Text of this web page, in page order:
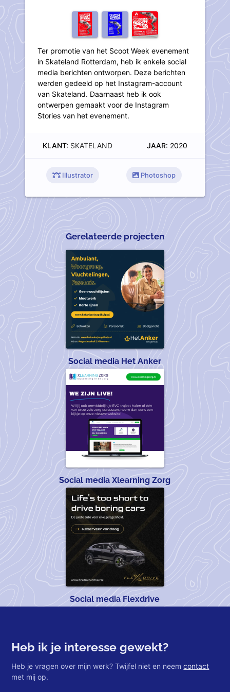
Ter promotie van het Scoot Week evenement
in Skateland Rotterdam, heb ik enkele social
media berichten ontworpen. Deze berichten
werden gedeeld op het Instagram-account
van Skateland. Daarnaast heb ik ook
ontwerpen gemaakt voor de Instagram
Stories van het evenement.
KLANT: SKATELAND JAAR: 2020
Illustrator Photoshop
Gerelateerde projecten
Social media Het Anker
Social media Xlearning Zorg
Social media Flexdrive
Heb ik je interesse gewekt?
Heb je vragen over mijn werk? Twijfel niet en neemcontact
met mij op.